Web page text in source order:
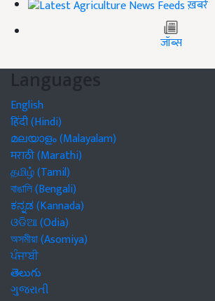
ख़बरें
जॉब्स
Languages
English
हिंदी (Hindi)
മലയാളം (Malayalam)
मराठी (Marathi)
தமிழ் (Tamil)
বাঙালি (Bengali)
ಕನ್ನಡ (Kannada)
ଓଡିଆ (Odia)
অসমীয়া (Asomiya)
ਪੰਜਾਬੀ
తెలుగు
ગુજરાતી